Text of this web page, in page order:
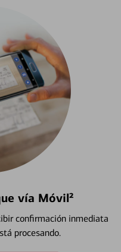
vía Móvil²
confirmación inmediata
procesando.